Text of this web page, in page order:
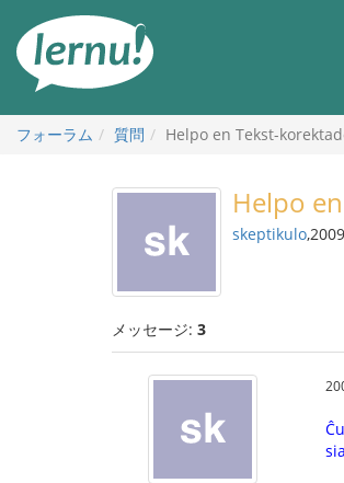
フォーラム 質問 Helpo en Tekst-
Helpo
skeptikulo
メッセージ: 3